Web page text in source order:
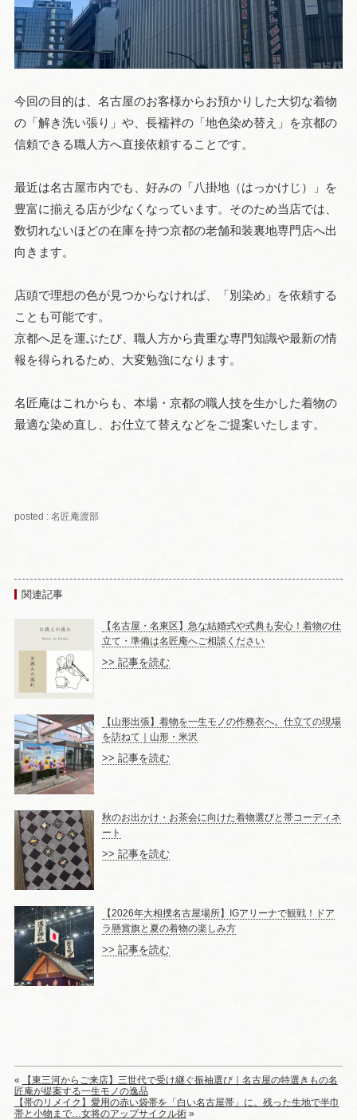
今回の目的は、名古屋のお客様からお預かりした大切な着物
の「解き洗い張り」や、長襦袢の「地色染め替え」を京都の
信頼できる職人方へ直接依頼することです。
最近は名古屋市内でも、好みの「八掛地（はっかけじ）」を
豊富に揃える店が少なくなっています。そのため当店では、
数切れないほどの在庫を持つ京都の老舗和装裏地専門店へ出
向きます。
店頭で理想の色が見つからなければ、「別染め」を依頼する
ことも可能です。
京都へ足を運ぶたび、職人方から貴重な専門知識や最新の情
報を得られるため、大変勉強になります。
名匠庵はこれからも、本場・京都の職人技を生かした着物の
最適な染め直し、お仕立て替えなどをご提案いたします。
posted : 名匠庵渡部
関連記事
【名古屋・名東区】急な結婚式や式典も安心！着物の仕
立て・準備は名匠庵へご相談ください
>> 記事を読む
【山形出張】着物を一生モノの作務衣へ。仕立ての現場
を訪ねて｜山形・米沢
>> 記事を読む
秋のお出かけ・お茶会に向けた着物選びと帯コーディネ
ート
>> 記事を読む
【2026年大相撲名古屋場所】IGアリーナで観戦！ドア
ラ懸賞旗と夏の着物の楽しみ方
>> 記事を読む
«
【東三河からご来店】三世代で受け継ぐ振袖選び｜名古屋の特選きもの名
匠庵が提案する一生モノの逸品
【帯のリメイク】愛用の赤い袋帯を「白い名古屋帯」に。残った生地で半巾
帯と小物まで…女将のアップサイクル術»